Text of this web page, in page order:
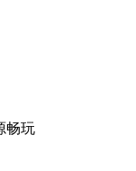
畅玩